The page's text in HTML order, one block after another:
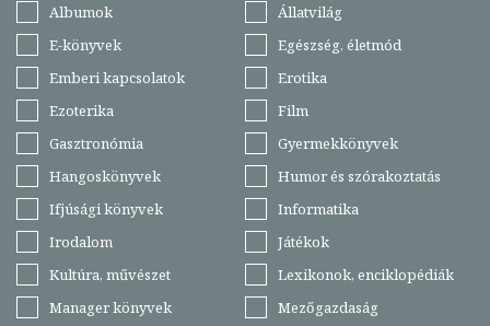
Albumok
Állatvilág
E-könyvek
Egészség, életmód
Emberi kapcsolatok
Erotika
Ezoterika
Film
Gasztronómia
Gyermekkönyvek
Hangoskönyvek
Humor és szórakoztatás
Ifjúsági könyvek
Informatika
Irodalom
Játékok
Kultúra, művészet
Lexikonok, enciklopédiák
Manager könyvek
Mezőgazdaság